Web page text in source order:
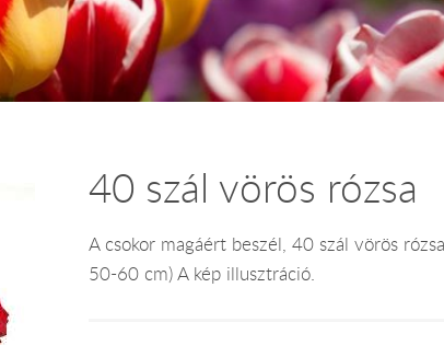
40 szál vörös rózsa
A csokor magáért beszél, 40 szál vörös
50-60 cm) A kép illusztráció.